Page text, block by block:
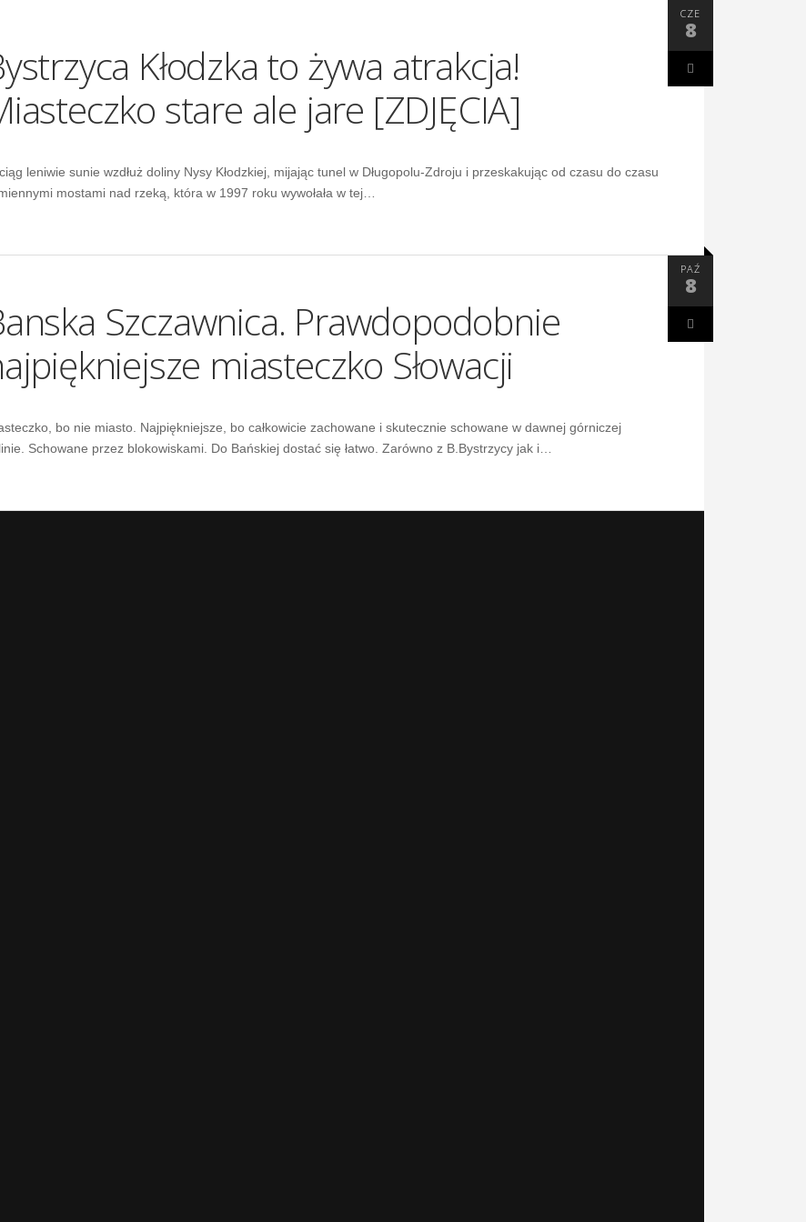
CZE
8
Kłodzka to żywa atrakcja!
stare ale jare [ZDJĘCIA]
leniwie sunie wzdłuż doliny Nysy Kłodzkiej, mijając tunel w Długopolu-Zdroju i przeskakując od czasu do czasu
mostami nad rzeką, która w 1997 roku wywołała w tej…
PAŹ
8
Szczawnica. Prawdopodobnie
miasteczko Słowacji
bo nie miasto. Najpiękniejsze, bo całkowicie zachowane i skutecznie schowane w dawnej górniczej
Schowane przez blokowiskami. Do Bańskiej dostać się łatwo. Zarówno z B.Bystrzycy jak i…